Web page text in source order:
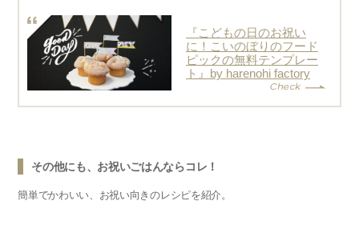
『こどもの日のお祝い
に！こいのぼりのフード
ピックの無料テンプレー
ト』by harenohi factory
その他にも、お祝いごはんならコレ！
簡単でかわいい、お祝い向きのレシピを紹介。